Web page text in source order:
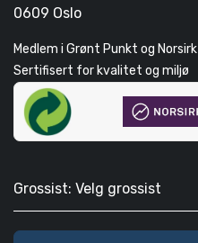
0609 Oslo
Medlem i Grønt Punkt og Norsirk
Sertifisert for kvalitet og miljø
Grossist: Velg grossist